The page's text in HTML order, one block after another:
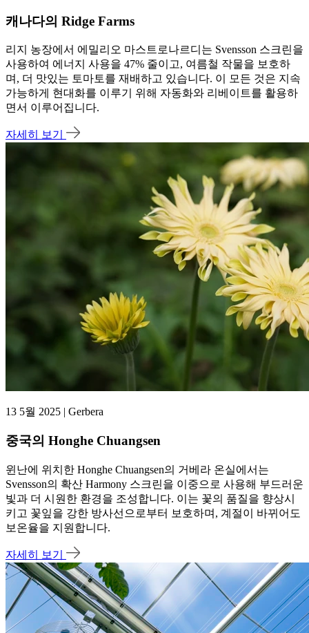
캐나다의 Ridge Farms
리지 농장에서 에밀리오 마스트로나르디는 Svensson 스크린을
사용하여 에너지 사용을 47% 줄이고, 여름철 작물을 보호하
며, 더 맛있는 토마토를 재배하고 있습니다. 이 모든 것은 지속
가능하게 현대화를 이루기 위해 자동화와 리베이트를 활용하
면서 이루어집니다.
자세히 보기
13 5월 2025 | Gerbera
중국의 Honghe Chuangsen
윈난에 위치한 Honghe Chuangsen의 거베라 온실에서는
Svensson의 확산 Harmony 스크린을 이중으로 사용해 부드러운
빛과 더 시원한 환경을 조성합니다. 이는 꽃의 품질을 향상시
키고 꽃잎을 강한 방사선으로부터 보호하며, 계절이 바뀌어도
보온율을 지원합니다.
자세히 보기